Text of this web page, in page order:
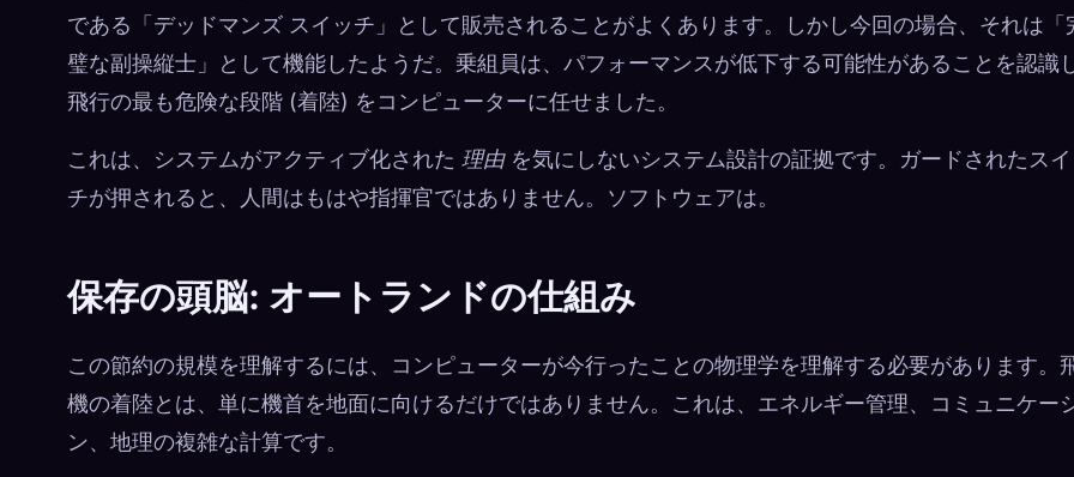
である「デッドマンズ スイッチ」として販売されることがよくあります。しかし今回の場合、それは「
璧な副操縦士」として機能したようだ。乗組員は、パフォーマンスが低下する可能性があることを認識し
飛行の最も危険な段階 (着陸) をコンピューターに任せました。
これは、システムがアクティブ化された 理由を気にしないシステム設計の証拠です。ガードされたスイ
チが押されると、人間はもはや指揮官ではありません。ソフトウェアは。
保存の頭脳: オートランドの仕組み
この節約の規模を理解するには、コンピューターが今行ったことの物理学を理解する必要があります。
機の着陸とは、単に機首を地面に向けるだけではありません。これは、エネルギー管理、コミュニケー
ン、地理の複雑な計算です。